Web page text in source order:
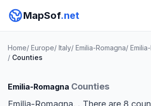
MapSof.net
Home/ Europe/ Italy/ Emilia-Romagna/
/ Counties
Emilia-Romagna Counties
Emilia-Romagna, . There are 8